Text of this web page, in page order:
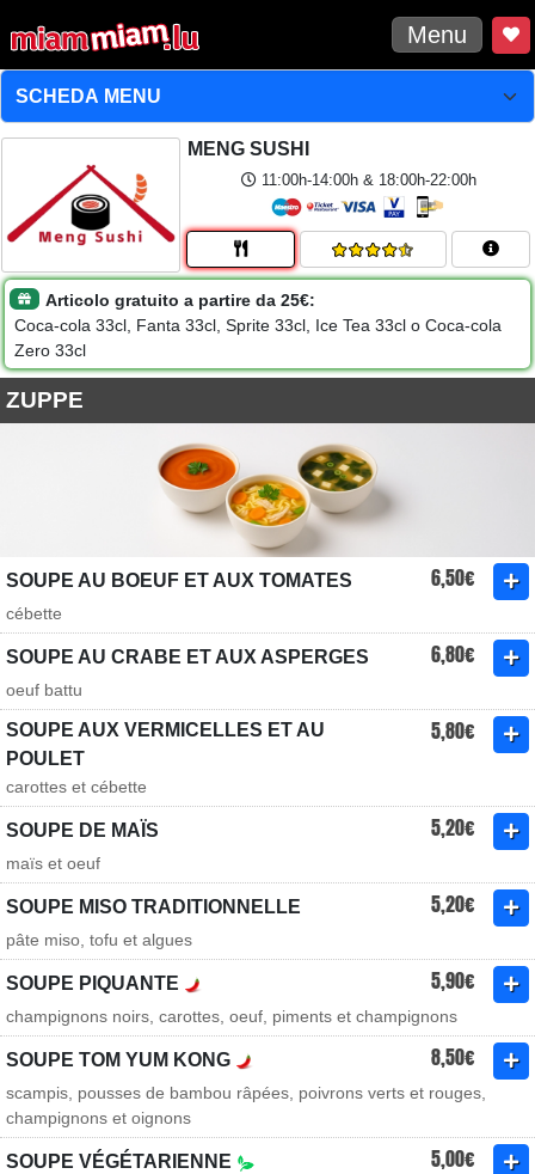
Menu
MENG SUSHI
11:00h-14:00h & 18:00h-22:00h
Articolo gratuito a partire da 25€:
Coca-cola 33cl, Fanta 33cl, Sprite 33cl, Ice Tea 33cl o Coca-cola
Zero 33cl
ZUPPE
SOUPE AU BOEUF ET AUX TOMATES 6,50€
cébette
SOUPE AU CRABE ET AUX ASPERGES 6,80€
oeuf battu
SOUPE AUX VERMICELLES ET AU
POULET
5,80€
carottes et cébette
SOUPE DE MAÏS 5,20€
maïs et oeuf
SOUPE MISO TRADITIONNELLE 5,20€
pâte miso, tofu et algues
SOUPE PIQUANTE 5,90€
champignons noirs, carottes, oeuf, piments et champignons
SOUPE TOM YUM KONG 8,50€
scampis, pousses de bambou râpées, poivrons verts et rouges,
champignons et oignons
SOUPE VÉGÉTARIENNE 5,00€